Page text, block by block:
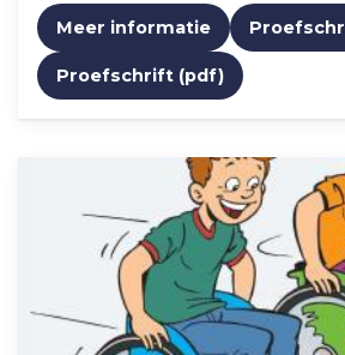
Meer informatie
Proefschrift (pdf)